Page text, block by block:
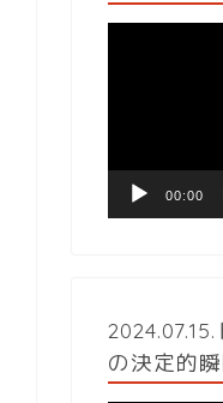
ヤ
00:00
の決定的